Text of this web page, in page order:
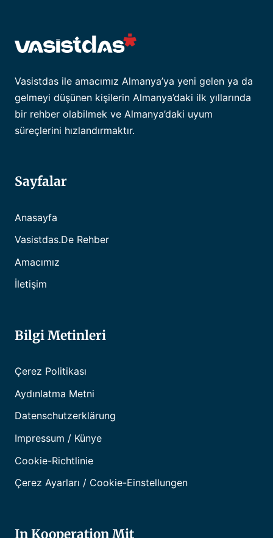
Vasistdas ile amacımız Almanya’ya yeni gelen ya da
gelmeyi düşünen kişilerin Almanya’daki ilk yıllarında
bir rehber olabilmek ve Almanya’daki uyum
süreçlerini hızlandırmaktır.
Sayfalar
Anasayfa
Vasistdas.de Rehber
Amacımız
İletişim
Bilgi Metinleri
Çerez Politikası
Aydınlatma Metni
Datenschutzerklärung
Impressum / Künye
Cookie-Richtlinie
Çerez Ayarları / Cookie-Einstellungen
In Kooperation Mit